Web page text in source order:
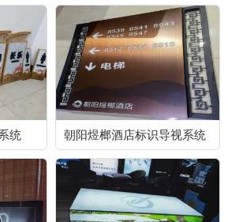
统 朝阳煜榔酒店标识导视系统